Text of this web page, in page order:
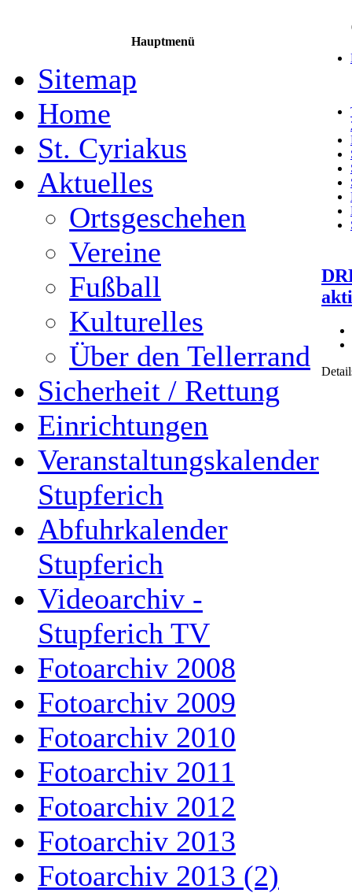
Hauptmenü
Sitemap
Home
St. Cyriakus
Aktuelles
Ortsgeschehen
Vereine
Fußball
Kulturelles
Über den Tellerrand
Sicherheit / Rettung
Einrichtungen
Veranstaltungskalender
Stupferich
Abfuhrkalender
Stupferich
Videoarchiv -
Stupferich TV
Fotoarchiv 2008
Fotoarchiv 2009
Fotoarchiv 2010
Fotoarchiv 2011
Fotoarchiv 2012
Fotoarchiv 2013
Fotoarchiv 2013 (2)